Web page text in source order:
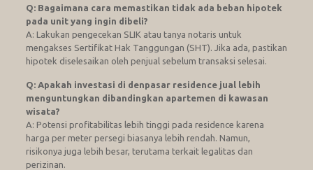
Q: Bagaimana cara memastikan tidak ada beban hipotek
pada unit yang ingin dibeli?
A: Lakukan pengecekan SLIK atau tanya notaris untuk
mengakses Sertifikat Hak Tanggungan (SHT). Jika ada, pastikan
hipotek diselesaikan oleh penjual sebelum transaksi selesai.
Q: Apakah investasi di denpasar residence jual lebih
menguntungkan dibandingkan apartemen di kawasan
wisata?
A: Potensi profitabilitas lebih tinggi pada residence karena
harga per meter persegi biasanya lebih rendah. Namun,
risikonya juga lebih besar, terutama terkait legalitas dan
perizinan.